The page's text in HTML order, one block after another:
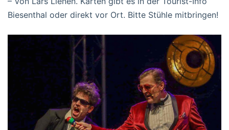
Biesenthal oder direkt vor Ort. Bitte Stühle mitbringen!